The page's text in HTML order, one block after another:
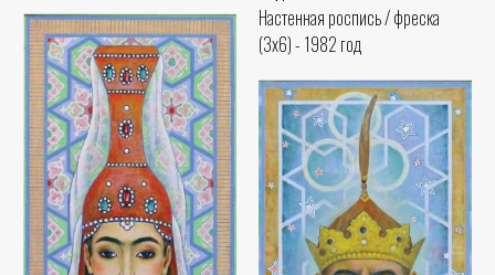
Настенная роспись / фреска
(3x6) - 1982 год